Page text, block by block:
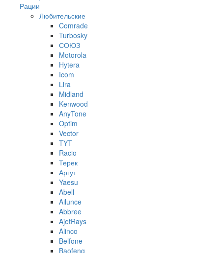
Рации
Любительские
Comrade
Turbosky
СОЮЗ
Motorola
Hytera
Icom
Lira
Midland
Kenwood
AnyTone
Optim
Vector
TYT
Racio
Терек
Аргут
Yaesu
Abell
Ailunce
Abbree
AjetRays
Alinco
Belfone
Baofeng